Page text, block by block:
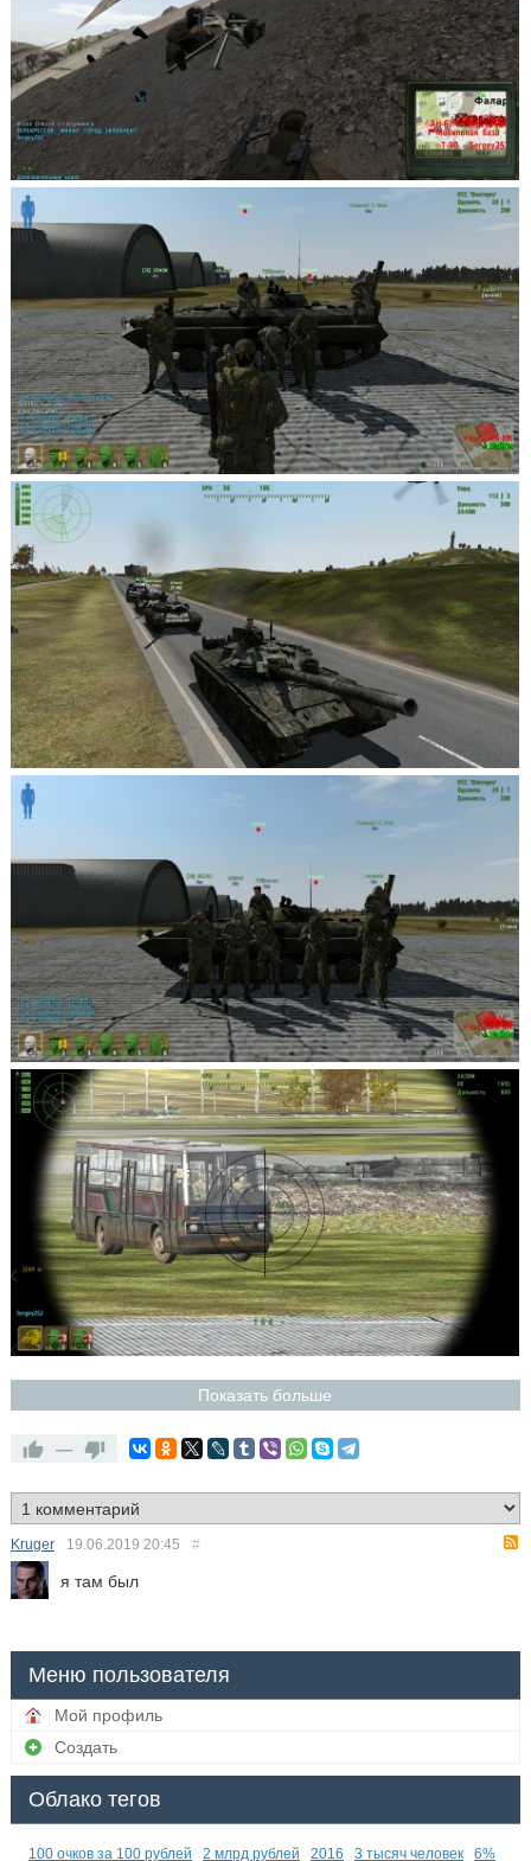
Показать больше
—
Kruger 19.06.2019 20:45 #
я там был
Меню пользователя
Мой профиль
Создать
Облако тегов
100 очков за 100 рублей 2 млрд рублей 2016 3 тысяч человек 6%